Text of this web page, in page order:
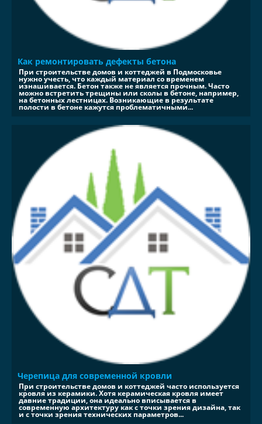
Как ремонтировать дефекты бетона
При строительстве домов и коттеджей в Подмосковье
нужно учесть, что каждый материал со временем
изнашивается. Бетон также не является прочным. Часто
можно встретить трещины или сколы в бетоне, например,
на бетонных лестницах. Возникающие в результате
полости в бетоне кажутся проблематичными...
Черепица для современной кровли
При строительстве домов и коттеджей часто используется
кровля из керамики. Хотя керамическая кровля имеет
давние традиции, она идеально вписывается в
современную архитектуру как с точки зрения дизайна, так
и с точки зрения технических параметров...